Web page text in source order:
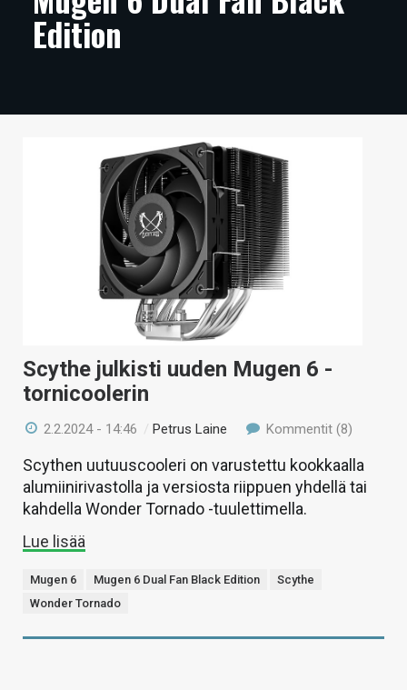
ARTIKKELIT
Edition
Scythe julkisti uuden Mugen 6 -
tornicoolerin
2.2.2024 - 14:46 /Petrus Laine Kommentit (8)
Scythen uutuuscooleri on varustettu kookkaalla
alumiinirivastolla ja versiosta riippuen yhdellä tai
kahdella Wonder Tornado -tuulettimella.
Lue lisää
Mugen 6 Mugen 6 Dual Fan Black Edition
Scythe
Wonder Tornado